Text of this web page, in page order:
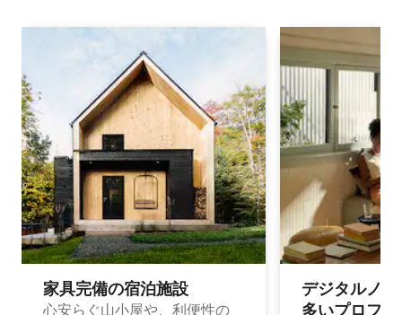
家具完備の宿⁠泊⁠施⁠設
心安らぐ山小屋や、利便性の
デジタルノ
多⁠いプ⁠ロ⁠フ⁠